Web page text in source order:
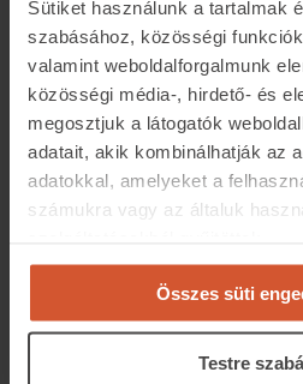
Sütiket használunk a tartalmak
szabásához, közösségi
valamint weboldalforgalmunk
közösségi média-, hirdető- és
megosztjuk a látogatók
adatait, akik kombinálhatják az
adatokkal, amelyeket a
számukra vagy az általuk
Összes süti
Testre
Mi várható az
Balogh László azt is elmondta,
kamatemelkedés miatt sokan